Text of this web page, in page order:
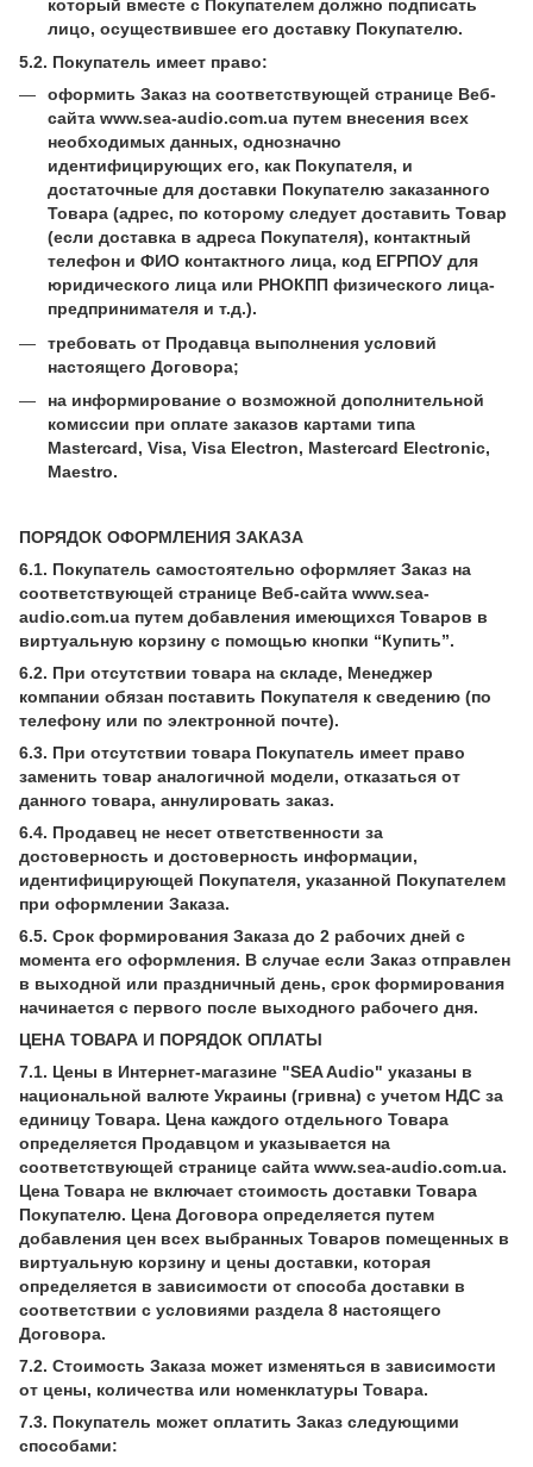
который вместе с Покупателем должно подписать
лицо, осуществившее его доставку Покупателю.
5.2. Покупатель имеет право:
оформить Заказ на соответствующей странице Веб-
сайта www.sea-audio.com.ua путем внесения всех
необходимых данных, однозначно
идентифицирующих его, как Покупателя, и
достаточные для доставки Покупателю заказанного
Товара (адрес, по которому следует доставить Товар
(если доставка в адреса Покупателя), контактный
телефон и ФИО контактного лица, код ЕГРПОУ для
юридического лица или РНОКПП физического лица-
предпринимателя и т.д.).
требовать от Продавца выполнения условий
настоящего Договора;
на информирование о возможной дополнительной
комиссии при оплате заказов картами типа
Mastercard, Visa, Visa Electron, Mastercard Electronic,
Maestro.
ПОРЯДОК ОФОРМЛЕНИЯ ЗАКАЗА
6.1. Покупатель самостоятельно оформляет Заказ на
соответствующей странице Веб-сайта www.sea-
audio.com.ua путем добавления имеющихся Товаров в
виртуальную корзину с помощью кнопки “Купить”.
6.2. При отсутствии товара на складе, Менеджер
компании обязан поставить Покупателя к сведению (по
телефону или по электронной почте).
6.3. При отсутствии товара Покупатель имеет право
заменить товар аналогичной модели, отказаться от
данного товара, аннулировать заказ.
6.4. Продавец не несет ответственности за
достоверность и достоверность информации,
идентифицирующей Покупателя, указанной Покупателем
при оформлении Заказа.
6.5. Срок формирования Заказа до 2 рабочих дней с
момента его оформления. В случае если Заказ отправлен
в выходной или праздничный день, срок формирования
начинается с первого после выходного рабочего дня.
ЦЕНА ТОВАРА И ПОРЯДОК ОПЛАТЫ
7.1. Цены в Интернет-магазине "SEA Audio" указаны в
национальной валюте Украины (гривна) с учетом НДС за
единицу Товара. Цена каждого отдельного Товара
определяется Продавцом и указывается на
соответствующей странице сайта www.sea-audio.com.ua.
Цена Товара не включает стоимость доставки Товара
Покупателю. Цена Договора определяется путем
добавления цен всех выбранных Товаров помещенных в
виртуальную корзину и цены доставки, которая
определяется в зависимости от способа доставки в
соответствии с условиями раздела 8 настоящего
Договора.
7.2. Стоимость Заказа может изменяться в зависимости
от цены, количества или номенклатуры Товара.
7.3. Покупатель может оплатить Заказ следующими
способами: